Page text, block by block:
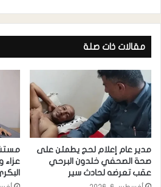
مقالات ذات صلة
مدير عام إعلام لحج يطمئن على
صحة الصحفي خلدون البرحي
عقب تعرضه لحادث سير
عزاء